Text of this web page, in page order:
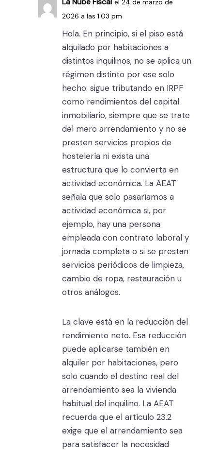
el 24 de marzo de
2026 a las 1:03 pm
Hola. En principio, si el piso está
alquilado por habitaciones a
distintos inquilinos, no se aplica un
régimen distinto por ese solo
hecho: sigue tributando en IRPF
como rendimientos del capital
inmobiliario, siempre que se trate
del mero arrendamiento y no se
presten servicios propios de
hostelería ni exista una
estructura que lo convierta en
actividad económica. La AEAT
señala que solo pasaríamos a
actividad económica si, por
ejemplo, hay una persona
empleada con contrato laboral y
jornada completa o si se prestan
servicios periódicos de limpieza,
cambio de ropa, restauración u
otros análogos.
La clave está en la reducción del
rendimiento neto. Esa reducción
puede aplicarse también en
alquiler por habitaciones, pero
solo cuando el destino real del
arrendamiento sea la vivienda
habitual del inquilino. La AEAT
recuerda que el artículo 23.2
exige que el arrendamiento sea
para satisfacer la necesidad